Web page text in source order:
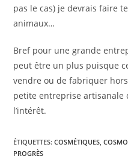
pas le cas) je devrais faire
animaux…
Bref pour une grande
peut être un plus puisque
vendre ou de fabriquer
petite entreprise artisanale
l’intérêt.
ÉTIQUETTES:COSMÉTIQUES,
PROGRÈS